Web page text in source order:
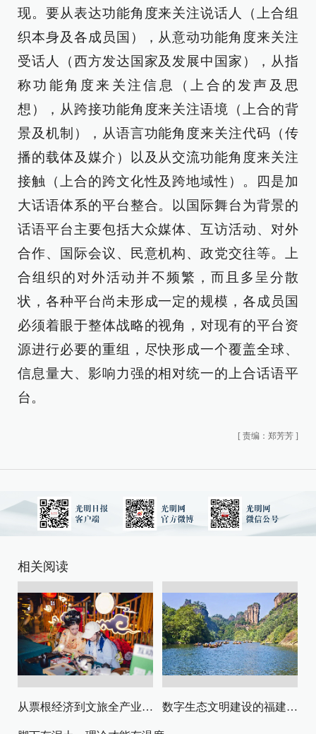
现。要从表达功能角度来关注说话人（上合组
织本身及各成员国），从意动功能角度来关注
受话人（西方发达国家及发展中国家），从指
称功能角度来关注信息（上合的发声及思
想），从跨接功能角度来关注语境（上合的背
景及机制），从语言功能角度来关注代码（传
播的载体及媒介）以及从交流功能角度来关注
接触（上合的跨文化性及跨地域性）。四是加
大话语体系的平台整合。以国际舞台为背景的
话语平台主要包括大众媒体、互访活动、对外
合作、国际会议、民意机构、政党交往等。上
合组织的对外活动并不频繁，而且多呈分散
状，各种平台尚未形成一定的规模，各成员国
必须着眼于整体战略的视角，对现有的平台资
源进行必要的重组，尽快形成一个覆盖全球、
信息量大、影响力强的相对统一的上合话语平
台。
[ 责编：郑芳芳 ]
相关阅读
从票根经济到文旅全产业链升级 数字生态文明建设的福建路径与启示